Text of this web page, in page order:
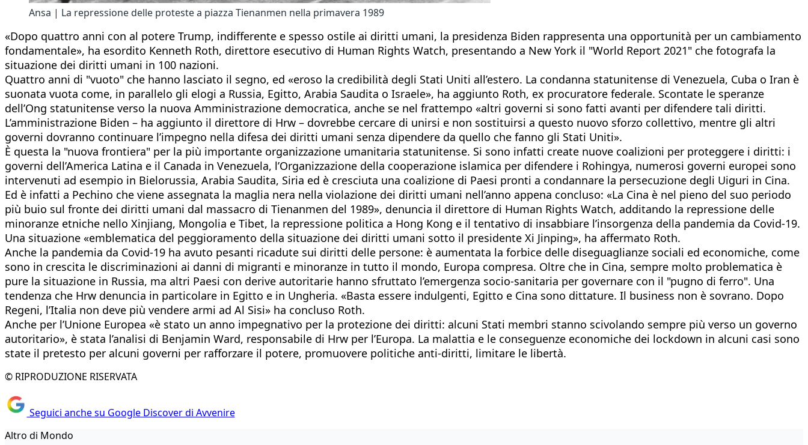
Ansa | La repressione delle proteste a piazza Tienanmen nella primavera 1989
«Dopo quattro anni con al potere Trump, indifferente e spesso ostile ai diritti umani, la presidenza Biden rappresenta una opportunità per un cambiamento
fondamentale», ha esordito Kenneth Roth, direttore esecutivo di Human Rights Watch, presentando a New York il "World Report 2021" che fotografa la
situazione dei diritti umani in 100 nazioni.
Quattro anni di "vuoto" che hanno lasciato il segno, ed «eroso la credibilità degli Stati Uniti all’estero. La condanna statunitense di Venezuela, Cuba o Iran è
suonata vuota come, in parallelo gli elogi a Russia, Egitto, Arabia Saudita o Israele», ha aggiunto Roth, ex procuratore federale. Scontate le speranze
dell’Ong statunitense verso la nuova Amministrazione democratica, anche se nel frattempo «altri governi si sono fatti avanti per difendere tali diritti.
L’amministrazione Biden – ha aggiunto il direttore di Hrw – dovrebbe cercare di unirsi e non sostituirsi a questo nuovo sforzo collettivo, mentre gli altri
governi dovranno continuare l’impegno nella difesa dei diritti umani senza dipendere da quello che fanno gli Stati Uniti».
È questa la "nuova frontiera" per la più importante organizzazione umanitaria statunitense. Si sono infatti create nuove coalizioni per proteggere i diritti: i
governi dell’America Latina e il Canada in Venezuela, l’Organizzazione della cooperazione islamica per difendere i Rohingya, numerosi governi europei sono
intervenuti ad esempio in Bielorussia, Arabia Saudita, Siria ed è cresciuta una coalizione di Paesi pronti a condannare la persecuzione degli Uiguri in Cina.
Ed è infatti a Pechino che viene assegnata la maglia nera nella violazione dei diritti umani nell’anno appena concluso: «La Cina è nel pieno del suo periodo
più buio sul fronte dei diritti umani dal massacro di Tienanmen del 1989», denuncia il direttore di Human Rights Watch, additando la repressione delle
minoranze etniche nello Xinjiang, Mongolia e Tibet, la repressione politica a Hong Kong e il tentativo di insabbiare l’insorgenza della pandemia da Covid-19.
Una situazione «emblematica del peggioramento della situazione dei diritti umani sotto il presidente Xi Jinping», ha affermato Roth.
Anche la pandemia da Covid-19 ha avuto pesanti ricadute sui diritti delle persone: è aumentata la forbice delle diseguaglianze sociali ed economiche, come
sono in crescita le discriminazioni ai danni di migranti e minoranze in tutto il mondo, Europa compresa. Oltre che in Cina, sempre molto problematica è
pure la situazione in Russia, ma altri Paesi con derive autoritarie hanno sfruttato l’emergenza socio-sanitaria per governare con il "pugno di ferro". Una
tendenza che Hrw denuncia in particolare in Egitto e in Ungheria. «Basta essere indulgenti, Egitto e Cina sono dittature. Il business non è sovrano. Dopo
Regeni, l’Italia non deve più vendere armi ad Al Sisi» ha concluso Roth.
Anche per l’Unione Europea «è stato un anno impegnativo per la protezione dei diritti: alcuni Stati membri stanno scivolando sempre più verso un governo
autoritario», è stata l’analisi di Benjamin Ward, responsabile di Hrw per l’Europa. La malattia e le conseguenze economiche dei lockdown in alcuni casi sono
state il pretesto per alcuni governi per rafforzare il potere, promuovere politiche anti-diritti, limitare le libertà.
© RIPRODUZIONE RISERVATA
Seguici anche su Google Discover di Avvenire
Altro di Mondo